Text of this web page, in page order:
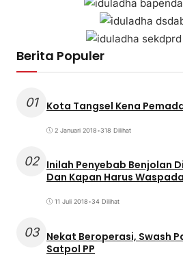
Berita Populer
01 Kota Tangsel Kena
2 Januari 2018•318 Dilihat
02 Inilah Penyebab Benjolan
Dan Kapan Harus Waspada
11 Juli 2018•34 Dilihat
03 Nekat Beroperasi, Swash
Satpol PP